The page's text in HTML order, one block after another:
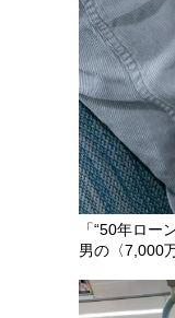
「“50年ロ
男の〈7,000